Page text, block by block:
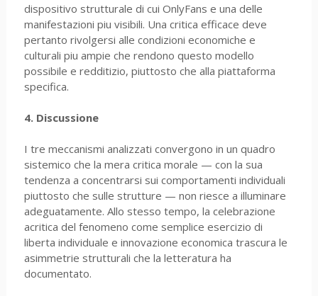
dispositivo strutturale di cui OnlyFans e una delle
manifestazioni piu visibili. Una critica efficace deve
pertanto rivolgersi alle condizioni economiche e
culturali piu ampie che rendono questo modello
possibile e redditizio, piuttosto che alla piattaforma
specifica.
4. Discussione
I tre meccanismi analizzati convergono in un quadro
sistemico che la mera critica morale — con la sua
tendenza a concentrarsi sui comportamenti individuali
piuttosto che sulle strutture — non riesce a illuminare
adeguatamente. Allo stesso tempo, la celebrazione
acritica del fenomeno come semplice esercizio di
liberta individuale e innovazione economica trascura le
asimmetrie strutturali che la letteratura ha
documentato.